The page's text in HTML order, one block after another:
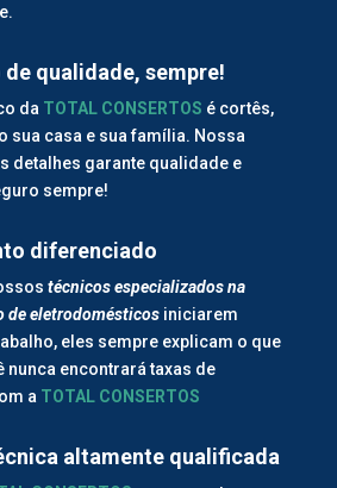
de qualidade, sempre!
da TOTAL CONSERTOS é cortês,
sua casa e sua família. Nossa
detalhes garante qualidade e
sempre!
diferenciado
técnicos especializados na
deeletrodomésticosiniciarem
eles sempre explicam o que
nunca encontrará taxas de
a TOTAL CONSERTOS
altamente qualificada